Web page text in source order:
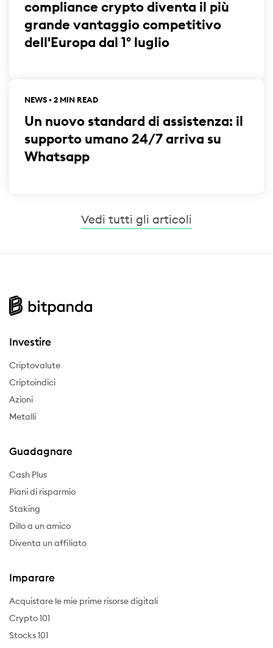
compliance crypto diventa il più
grande vantaggio competitivo
dell'Europa dal 1° luglio
NEWS • 2 MIN READ
Un nuovo standard di assistenza: il
supporto umano 24/7 arriva su
Whatsapp
Vedi tutti gli articoli
Investire
Criptovalute
Criptoindici
Azioni
Metalli
Guadagnare
Cash Plus
Piani di risparmio
Staking
Dillo a un amico
Diventa un affiliato
Imparare
Acquistare le mie prime risorse digitali
Crypto 101
Stocks 101